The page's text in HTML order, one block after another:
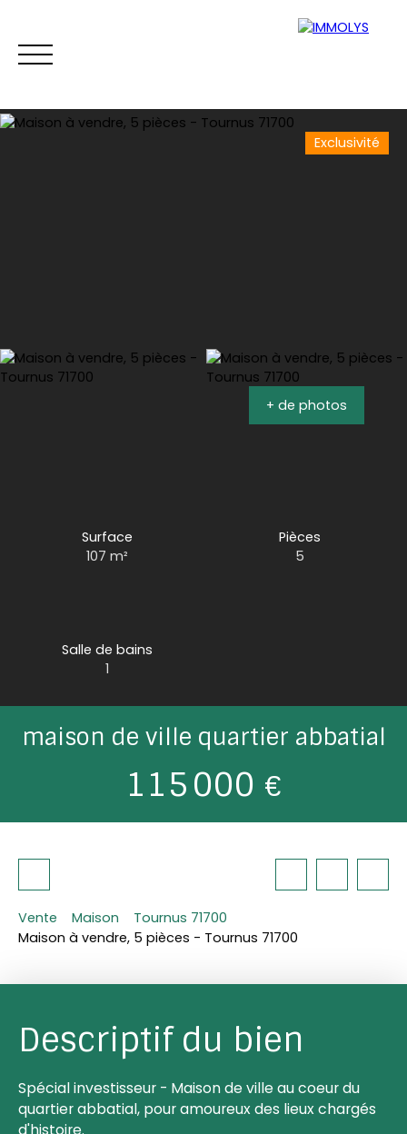
Estimation
Exclusivité
+ de photos
Surface
107m²
Pièces
5
Salle de bains
1
maison de ville quartier abbatial
115 000 €
Vente Maison
Tournus 71700
Maison à vendre, 5 pièces - Tournus 71700
Descriptif du bien
Spécial investisseur - Maison de ville au coeur du
quartier abbatial, pour amoureux des lieux chargés
d'histoire.